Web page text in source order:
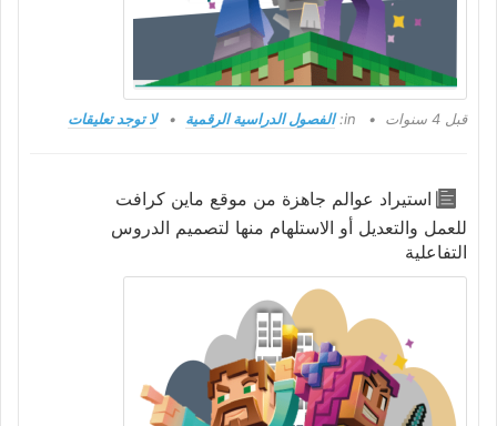
قبل 4 سنوات in: الفصول الدراسية الرقمية لا توجد تعليقات
استيراد عوالم جاهزة من موقع ماين كرافت
للعمل والتعديل أو الاستلهام منها لتصميم الدروس
التفاعلية